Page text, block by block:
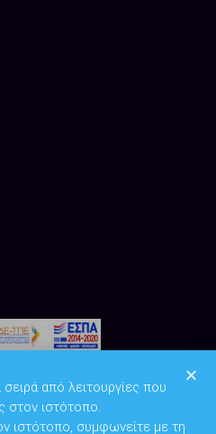
από λειτουργίες που
στον ιστότοπο.
ιστότοπο, συμφωνείτε με τη